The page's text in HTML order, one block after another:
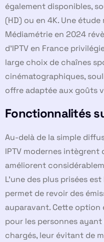
également disponibles,
(HD) ou en 4K. Une
Médiamétrie en 2024
d’IPTV en France
large choix de chaînes
cinématographiques,
offre adaptée aux goûts
Fonctionnalités
Au-delà de la simple
IPTV modernes
améliorent
L’une des plus prisées est
permet de revoir des
auparavant. Cette
pour les personnes
chargés, leur évitant de